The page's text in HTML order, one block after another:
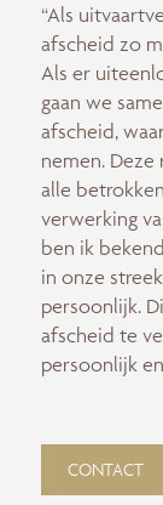
“Als
afscheid zo
Als er
gaan we
afscheid,
nemen.
alle
verwerking
ben ik
in onze
persoonlijk.
afscheid te
persoonlijk
CONTACT